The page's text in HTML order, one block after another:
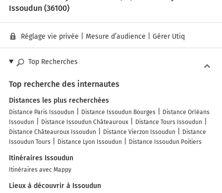
Issoudun (36100)
Réglage vie privée Mesure d’audience Gérer Utiq
Top Recherches
Top recherche des internautes
Distances les plus recherchées
Distance Paris Issoudun Distance Issoudun Bourges
Distance Orléans
Issoudun
Distance Issoudun Châteauroux
Distance Tours Issoudun
Distance Châteauroux Issoudun
Distance Vierzon Issoudun
Distance
Issoudun Tours
Distance Lyon Issoudun Distance Issoudun Poitiers
Itinéraires Issoudun
Itinéraires avec Mappy
Lieux à découvrir à Issoudun